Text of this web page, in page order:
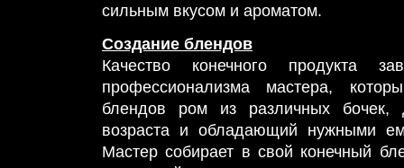
сильным вкусом и ароматом.
Создание блендов
Качество конечного продукта
профессионализма мастера,
блендов ром из различных бочек,
возраста и обладающий нужными
Мастер собирает в свой конечный